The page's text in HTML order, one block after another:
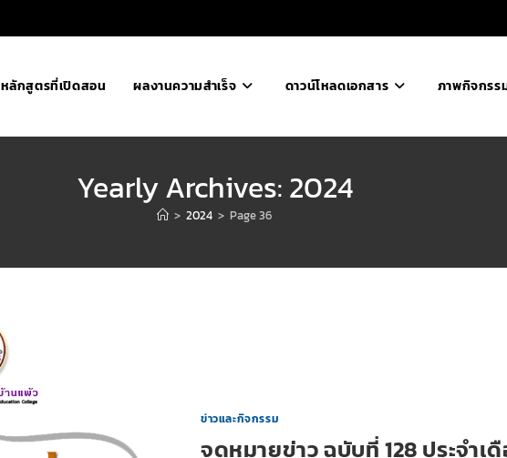
หลักสูตรที่เปิดสอน ผลงานความสำเร็จ ดาวน์โหลดเอกสาร ภาพกิจกรร
Yearly Archives: 2024
> 2024 > Page 36
ข่าวและกิจกรรม
จดหมายข่าว ฉบับที่ 128 ประจำเ